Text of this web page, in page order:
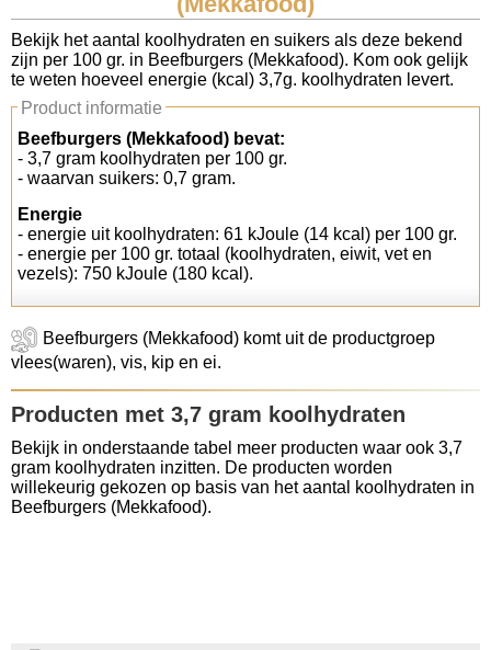
Koolhydraten tellen
Links
Bekijk het aantal koolhydraten en suikers als deze bekend
zijn per 100 gr. in Beefburgers (Mekkafood). Kom ook gelijk
te weten hoeveel energie (kcal) 3,7g. koolhydraten levert.
Product informatie
Beefburgers (Mekkafood) bevat:
- 3,7 gram koolhydraten per 100 gr.
- waarvan suikers: 0,7 gram.
Energie
- energie uit koolhydraten: 61 kJoule (14 kcal) per 100 gr.
- energie per 100 gr. totaal (koolhydraten, eiwit, vet en
vezels): 750 kJoule (180 kcal).
Beefburgers (Mekkafood) komt uit de productgroep
vlees(waren), vis, kip en ei.
Producten met 3,7 gram koolhydraten
Bekijk in onderstaande tabel meer producten waar ook 3,7
gram koolhydraten inzitten. De producten worden
willekeurig gekozen op basis van het aantal koolhydraten in
Beefburgers (Mekkafood).